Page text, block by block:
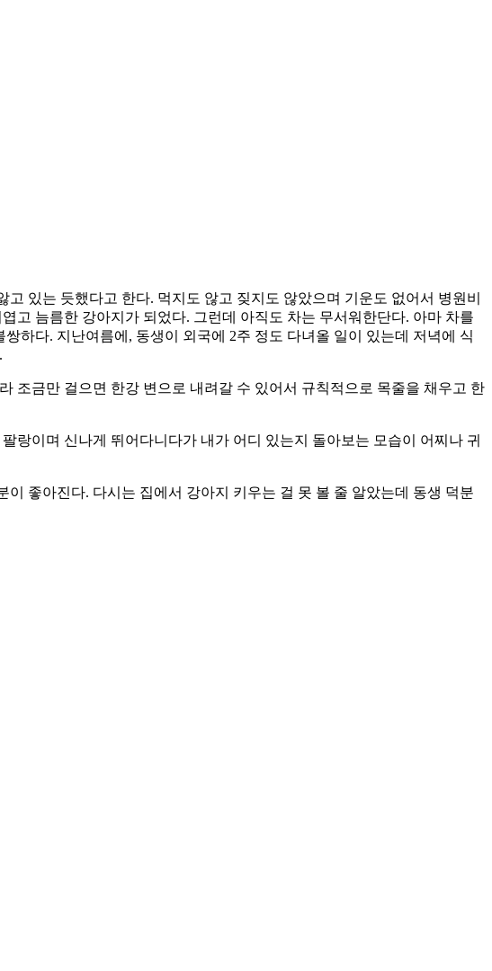
있는 듯했다고 한다. 먹지도 않고 짖지도 않았으며 기운도 없어서 병원비
고 늠름한 강아지가 되었다. 그런데 아직도 차는 무서워한단다. 아마 차를
하다. 지난여름에, 동생이 외국에 2주 정도 다녀올 일이 있는데 저녁에 식
조금만 걸으면 한강 변으로 내려갈 수 있어서 규칙적으로 목줄을 채우고 한
랑이며 신나게 뛰어다니다가 내가 어디 있는지 돌아보는 모습이 어찌나 귀
좋아진다. 다시는 집에서 강아지 키우는 걸 못 볼 줄 알았는데 동생 덕분